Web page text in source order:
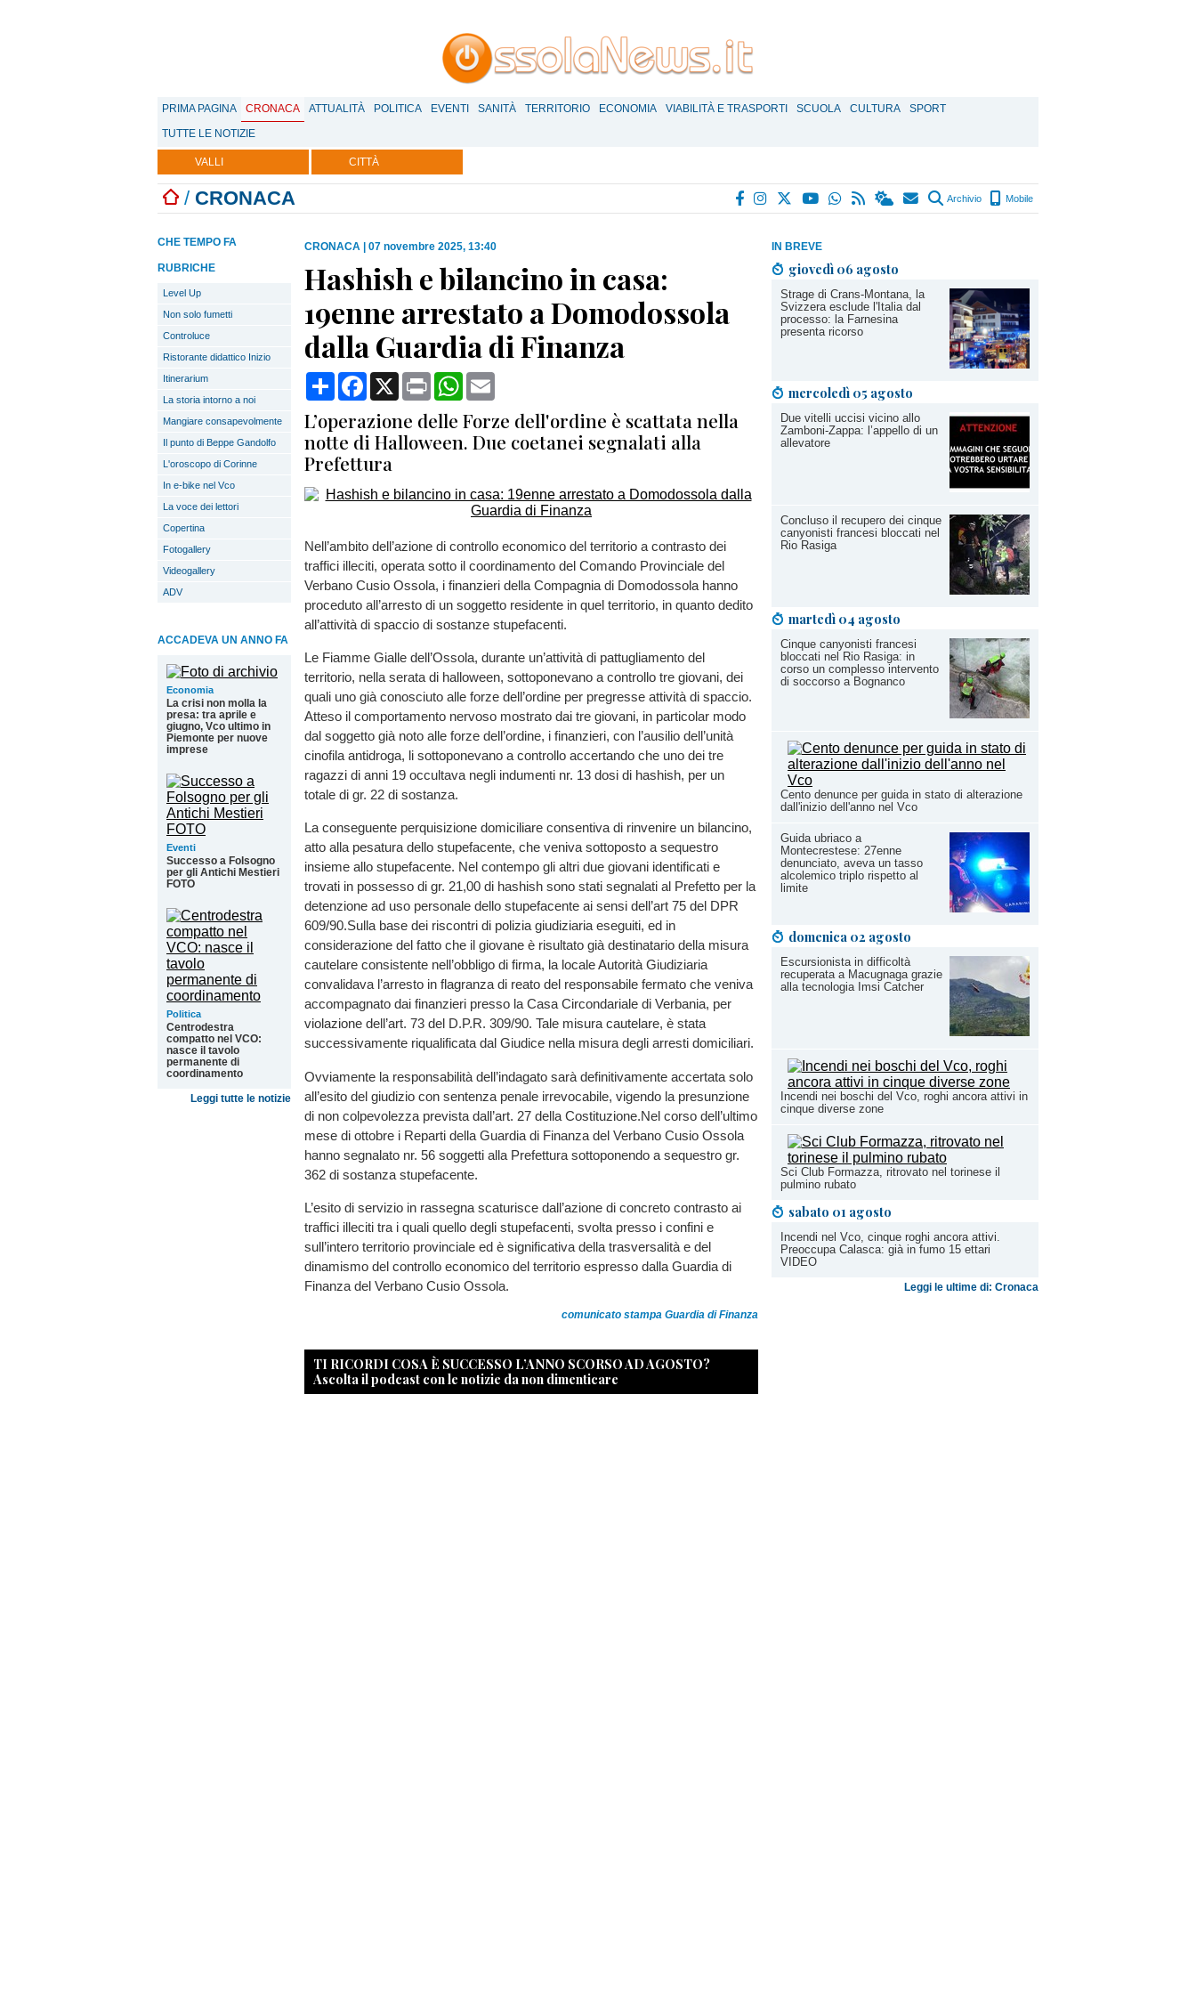
PRIMA PAGINA CRONACA ATTUALITÀ POLITICA EVENTI SANITÀ TERRITORIO ECONOMIA VIABILITÀ E TRASPORTI SCUOLA CULTURA
SPORT
TUTTE LE NOTIZIE
VALLI CITTÀ
/ CRONACA Archivio Mobile
IN BREVE
giovedì 06 agosto
Strage di Crans-Montana, la
Svizzera esclude l'Italia dal
processo: la Farnesina
presenta ricorso
mercoledì 05 agosto
Due vitelli uccisi vicino allo
Zamboni-Zappa: l’appello di un
allevatore
Concluso il recupero dei cinque
canyonisti francesi bloccati nel
Rio Rasiga
martedì 04 agosto
Cinque canyonisti francesi
bloccati nel Rio Rasiga: in
corso un complesso intervento
di soccorso a Bognanco
Cento denunce per guida in stato di alterazione
dall'inizio dell'anno nel Vco
Guida ubriaco a
Montecrestese: 27enne
denunciato, aveva un tasso
alcolemico triplo rispetto al
limite
domenica 02 agosto
Escursionista in difficoltà
recuperata a Macugnaga grazie
alla tecnologia Imsi Catcher
Incendi nei boschi del Vco, roghi ancora attivi in
cinque diverse zone
Sci Club Formazza, ritrovato nel torinese il
pulmino rubato
sabato 01 agosto
Incendi nel Vco, cinque roghi ancora attivi.
Preoccupa Calasca: già in fumo 15 ettari
VIDEO
Leggi le ultime di: Cronaca
CHE TEMPO FA
RUBRICHE
Level Up
Non solo fumetti
Controluce
Ristorante didattico Inizio
Itinerarium
La storia intorno a noi
Mangiare consapevolmente
Il punto di Beppe Gandolfo
L'oroscopo di Corinne
In e-bike nel Vco
La voce dei lettori
Copertina
Fotogallery
Videogallery
ADV
ACCADEVA UN ANNO FA
Economia
La crisi non molla la
presa: tra aprile e
giugno, Vco ultimo in
Piemonte per nuove
imprese
Eventi
Successo a Folsogno
per gli Antichi Mestieri
FOTO
Politica
Centrodestra
compatto nel VCO:
nasce il tavolo
permanente di
coordinamento
Leggi tutte le notizie
CRONACA 07 novembre 2025, 13:40
Hashish e bilancino in casa:
19enne arrestato a Domodossola
dalla Guardia di Finanza
CondividiFacebook
X Print WhatsApp
L’operazione delle Forze dell'ordine è scattata nella
notte di Halloween. Due coetanei segnalati alla
Prefettura
Nell’ambito dell’azione di controllo economico del territorio a contrasto dei
traffici illeciti, operata sotto il coordinamento del Comando Provinciale del
Verbano Cusio Ossola, i finanzieri della Compagnia di Domodossola hanno
proceduto all’arresto di un soggetto residente in quel territorio, in quanto dedito
all’attività di spaccio di sostanze stupefacenti.
Le Fiamme Gialle dell’Ossola, durante un’attività di pattugliamento del
territorio, nella serata di halloween, sottoponevano a controllo tre giovani, dei
quali uno già conosciuto alle forze dell’ordine per pregresse attività di spaccio.
Atteso il comportamento nervoso mostrato dai tre giovani, in particolar modo
dal soggetto già noto alle forze dell’ordine, i finanzieri, con l’ausilio dell’unità
cinofila antidroga, li sottoponevano a controllo accertando che uno dei tre
ragazzi di anni 19 occultava negli indumenti nr. 13 dosi di hashish, per un
totale di gr. 22 di sostanza.
La conseguente perquisizione domiciliare consentiva di rinvenire un bilancino,
atto alla pesatura dello stupefacente, che veniva sottoposto a sequestro
insieme allo stupefacente. Nel contempo gli altri due giovani identificati e
trovati in possesso di gr. 21,00 di hashish sono stati segnalati al Prefetto per la
detenzione ad uso personale dello stupefacente ai sensi dell’art 75 del DPR
609/90.Sulla base dei riscontri di polizia giudiziaria eseguiti, ed in
considerazione del fatto che il giovane è risultato già destinatario della misura
cautelare consistente nell’obbligo di firma, la locale Autorità Giudiziaria
convalidava l’arresto in flagranza di reato del responsabile fermato che veniva
accompagnato dai finanzieri presso la Casa Circondariale di Verbania, per
violazione dell’art. 73 del D.P.R. 309/90. Tale misura cautelare, è stata
successivamente riqualificata dal Giudice nella misura degli arresti domiciliari.
Ovviamente la responsabilità dell’indagato sarà definitivamente accertata solo
all’esito del giudizio con sentenza penale irrevocabile, vigendo la presunzione
di non colpevolezza prevista dall’art. 27 della Costituzione.Nel corso dell’ultimo
mese di ottobre i Reparti della Guardia di Finanza del Verbano Cusio Ossola
hanno segnalato nr. 56 soggetti alla Prefettura sottoponendo a sequestro gr.
362 di sostanza stupefacente.
L’esito di servizio in rassegna scaturisce dall’azione di concreto contrasto ai
traffici illeciti tra i quali quello degli stupefacenti, svolta presso i confini e
sull’intero territorio provinciale ed è significativa della trasversalità e del
dinamismo del controllo economico del territorio espresso dalla Guardia di
Finanza del Verbano Cusio Ossola.
comunicato stampa Guardia di Finanza
TI RICORDI COSA È SUCCESSO L’ANNO SCORSO AD AGOSTO?
Ascolta il podcast con le notizie da non dimenticare